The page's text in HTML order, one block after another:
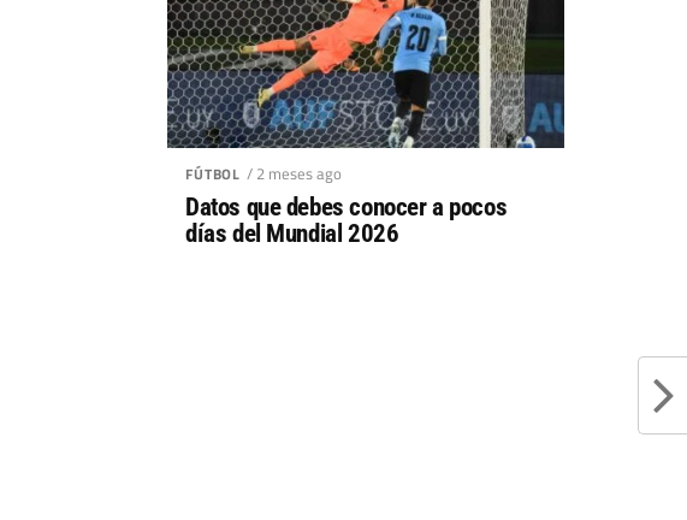
FÚTBOL / 2 meses ago
Datos que debes conocer a pocos
días del Mundial 2026